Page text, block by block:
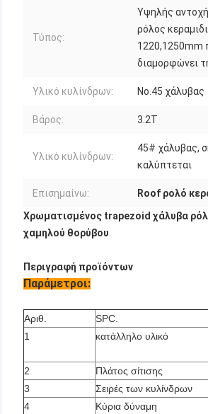
Τύπος:
Υψηλής
ρόλος
1220,1250mm
διαμορφώνει
Υλικό κυλίνδρων: No.45 χάλυβας
Βάρος: 3.2T
Υλικό κυλίνδρων:
45# χάλυβας,
καλύπτεται
Επισημαίνω: Roof ρολό
Χρωματισμένος trapezoid χάλυβα
χαμηλού θορύβου
Περιγραφή προϊόντων
Παράμετροι:
Αριθ.
SPC.
1
κατάλληλο υλικό
2
Πλάτος σίτισης
3
Σειρές των κυλίνδρων
4
Κύρια δύναμη